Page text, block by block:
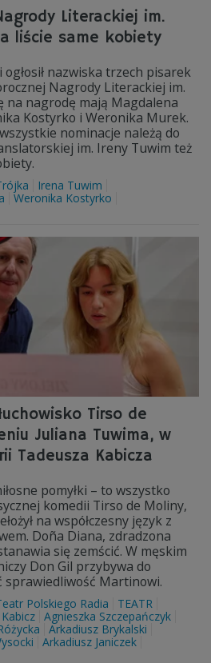
Literackiej im.
liście same kobiety
nazwiska trzech pisarek
Nagrody Literackiej im.
na nagrodę mają Magdalena
Kostyrko i Weronika Murek.
nominacje należą do
im. Ireny Tuwim też
Irena Tuwim
Weronika Kostyrko
Tirso de
Juliana Tuwima, w
Tadeusza Kabicza
pomyłki – to wszystko
komedii Tirso de Moliny,
na współczesny język z
Doña Diana, zdradzona
się zemścić. W męskim
Don Gil przybywa do
Martinowi.
Polskiego Radia
TEATR
Agnieszka Szczepańczyk
Arkadiusz Brykalski
Arkadiusz Janiczek